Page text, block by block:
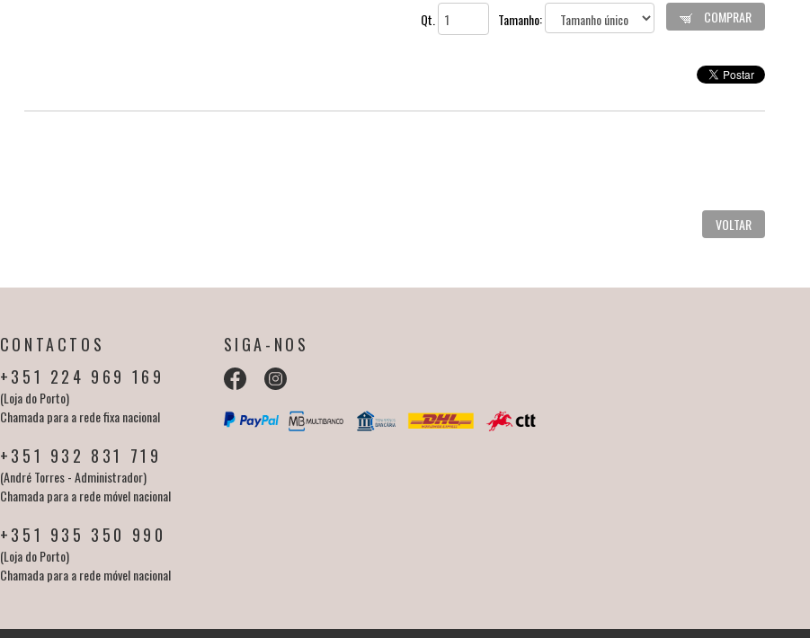
Qt. Tamanho: COMPRAR
VOLTAR
CONTACTOS
+351 224 969 169
(Loja do Porto)
Chamada para a rede fixa nacional
+351 932 831 719
(André Torres - Administrador)
Chamada para a rede móvel nacional
+351 935 350 990
(Loja do Porto)
Chamada para a rede móvel nacional
SIGA-NOS